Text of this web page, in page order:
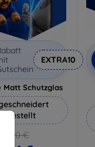
EXTRA10
Matt Schutzglas
12,90 €